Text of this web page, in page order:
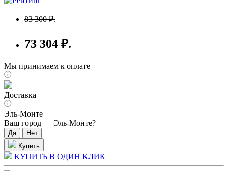
83 300 ₽.
73 304 ₽.
Мы принимаем к оплате
Доставка
Эль-Монте
Ваш город — Эль-Монте?
Купить
КУПИТЬ В ОДИН КЛИК